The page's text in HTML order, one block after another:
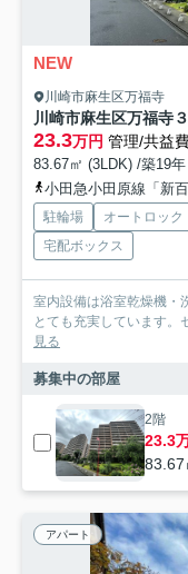
NEW
川崎市麻生区万福寺
川崎市麻生区万福寺
23.3万円 管理/共益
83.67㎡ (3LDK) /築19
小田急小田原線「新
駐輪場 オートロック
宅配ボックス
室内設備は浴室乾燥機・
とても充実しています。
見る
募集中の部屋
2階
23.3
83.67
アパート